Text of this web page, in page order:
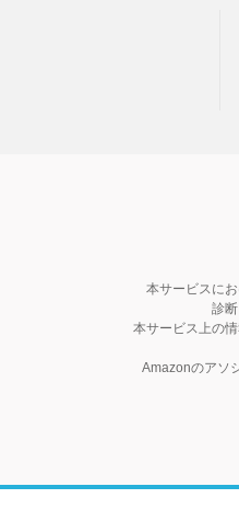
本サービスに
診
本サービス上の
Amazonのアソ